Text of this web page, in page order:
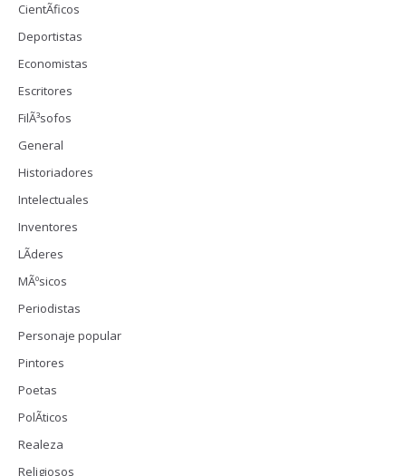
CientÃ­ficos
Deportistas
Economistas
Escritores
FilÃ³sofos
General
Historiadores
Intelectuales
Inventores
LÃ­deres
MÃºsicos
Periodistas
Personaje popular
Pintores
Poetas
PolÃ­ticos
Realeza
Religiosos